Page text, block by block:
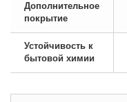
Дополнительное
покрытие
Устойчивость к
бытовой химии